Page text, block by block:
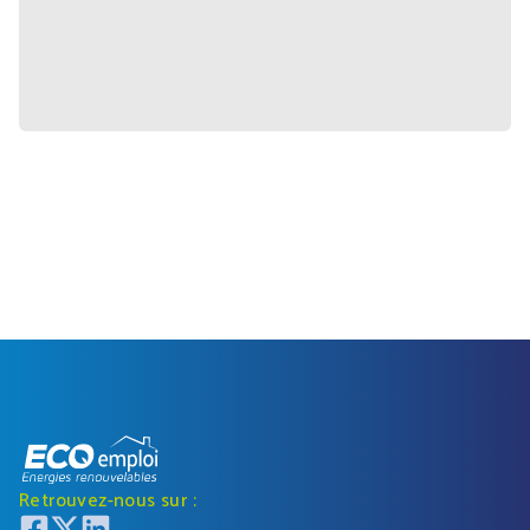
Retrouvez-nous sur :